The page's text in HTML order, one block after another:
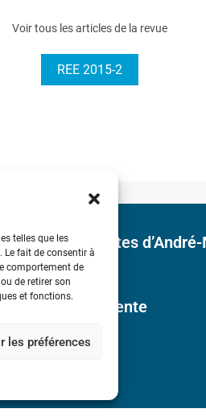
telles que les
fait de consentir à
comportement de
de retirer son
et fonctions.
les préférences
Voir tous les articles de la revue
REE 2015-2
des découvertes
Générales de Vente